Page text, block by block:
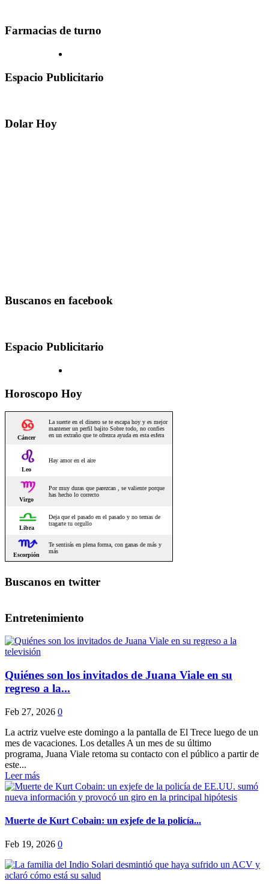
Farmacias de turno
Espacio Publicitario
Dolar Hoy
Buscanos en facebook
Espacio Publicitario
Horoscopo Hoy
Buscanos en twitter
Entretenimiento
Quiénes son los invitados de Juana Viale en su
regreso a la...
Feb 27, 2026 0
La actriz vuelve este domingo a la pantalla de El Trece luego de un
mes de vacaciones. Los detalles A un mes de su último
programa, Juana Viale retoma su contacto con el público a partir de
este...
Leer más
Muerte de Kurt Cobain: un exjefe de la policía...
Feb 19, 2026 0